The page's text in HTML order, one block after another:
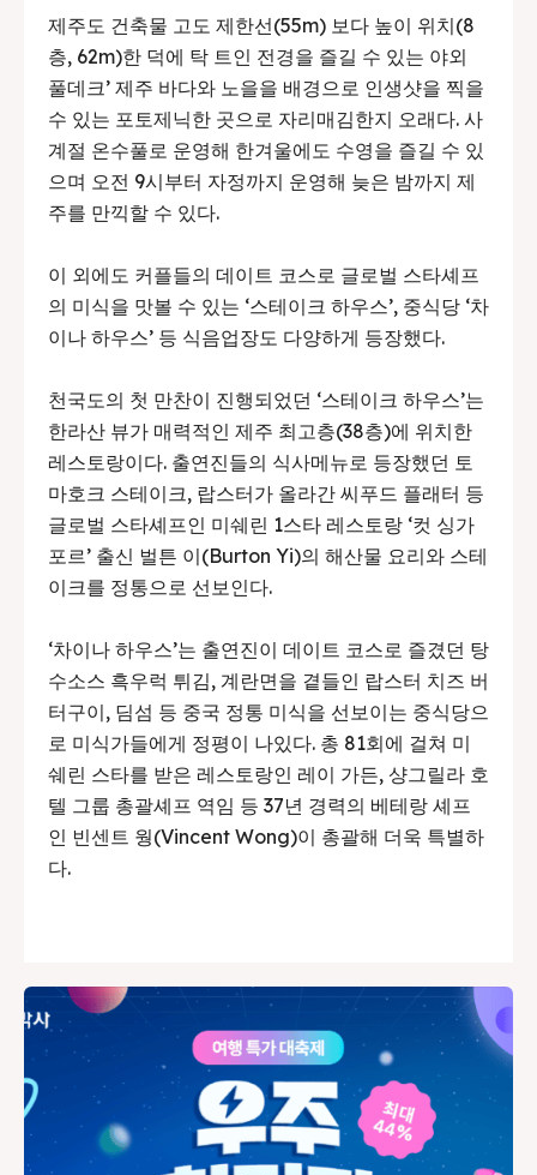
제주도 건축물 고도 제한선(55m) 보다 높이 위치(8
층, 62m)한 덕에 탁 트인 전경을 즐길 수 있는 야외
풀데크’ 제주 바다와 노을을 배경으로 인생샷을 찍을
수 있는 포토제닉한 곳으로 자리매김한지 오래다. 사
계절 온수풀로 운영해 한겨울에도 수영을 즐길 수 있
으며 오전 9시부터 자정까지 운영해 늦은 밤까지 제
주를 만끽할 수 있다.
이 외에도 커플들의 데이트 코스로 글로벌 스타셰프
의 미식을 맛볼 수 있는 ‘스테이크 하우스’, 중식당 ‘차
이나 하우스’ 등 식음업장도 다양하게 등장했다.
천국도의 첫 만찬이 진행되었던 ‘스테이크 하우스’는
한라산 뷰가 매력적인 제주 최고층(38층)에 위치한
레스토랑이다. 출연진들의 식사메뉴로 등장했던 토
마호크 스테이크, 랍스터가 올라간 씨푸드 플래터 등
글로벌 스타셰프인 미쉐린 1스타 레스토랑 ‘컷 싱가
포르’ 출신 벌튼 이(Burton Yi)의 해산물 요리와 스테
이크를 정통으로 선보인다.
‘차이나 하우스’는 출연진이 데이트 코스로 즐겼던 탕
수소스 흑우럭 튀김, 계란면을 곁들인 랍스터 치즈 버
터구이, 딤섬 등 중국 정통 미식을 선보이는 중식당으
로 미식가들에게 정평이 나있다. 총 81회에 걸쳐 미
쉐린 스타를 받은 레스토랑인 레이 가든, 샹그릴라 호
텔 그룹 총괄셰프 역임 등 37년 경력의 베테랑 셰프
인 빈센트 웡(Vincent Wong)이 총괄해 더욱 특별하
다.